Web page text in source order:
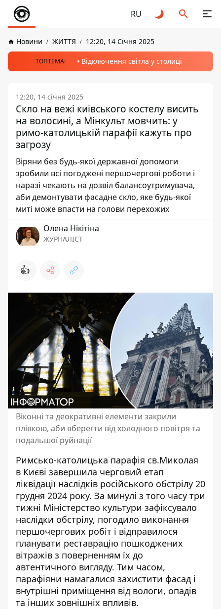
RU
Новини ЖИТТЯ 12:20, 14 Січня 2025
ТОПТЕМА: Відключення світла у столиці
12:20, 14 січня 2025
Скло на вежі київського костелу висить
на волосині, а Мінкульт мовчить: у
римо-католицькій парафії кажуть про
загрозу
Віряни без будь-якої державної допомоги
зробили всі погоджені першочергові роботи і
наразі чекають на дозвіл балансоутримувача,
аби демонтувати фасадне скло, яке будь-якої
миті може впасти на голови перехожих
Олена Нікітіна
ЖУРНАЛІСТ
👍
Віконні та деокративні елементи закрили
плівкою, аби вберегти від холодного повітря та
подальшої руйнації
Римсько-католицька парафія св.Миколая
в Києві завершила черговий етап
ліквідації наслідків російського обстрілу 20
грудня 2024 року. За минулі з того часу три
тижні Міністерство культури зафіксувало
наслідки обстрілу, погодило виконання
першочергових робіт і відправилося
планувати реставрацію пошкоджених
вітражів з поверненням їх до
автентичного вигляду. Тим часом,
парафіяни намагалися захистити фасад і
внутрішні приміщення від вологи, опадів
та інших зовнішніх впливів.